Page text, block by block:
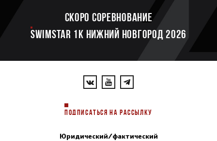
Скоро соревнование
SWIMSTAR 1K НИЖНИЙ НОВГОРОД 2026
ПОДПИСАТЬСЯ НА РАССЫЛКУ
Юридический/фактический